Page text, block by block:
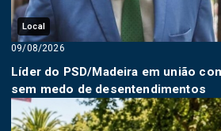
Local
09/08/2026
Líder do PSD/Madeira em união
sem medo de desentendimentos